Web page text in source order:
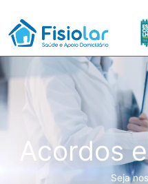
content
Acordos
Seja